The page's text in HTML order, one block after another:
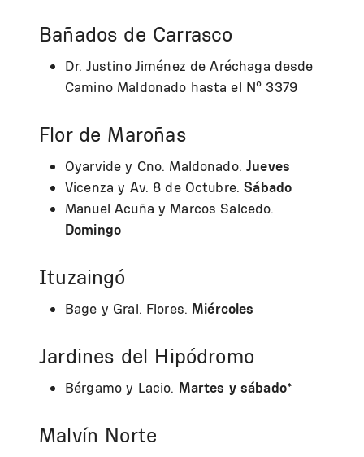
Bañados de Carrasco
Dr. Justino Jiménez de Aréchaga desde
Camino Maldonado hasta el Nº 3379
Flor de Maroñas
Oyarvide y Cno. Maldonado.Jueves
Vicenza y Av. 8 de Octubre.Sábado
Manuel Acuña y Marcos Salcedo.
Domingo
Ituzaingó
Bage y Gral. Flores. Miércoles
Jardines del Hipódromo
Bérgamo y Lacio. Martes y sábado*
Malvín Norte